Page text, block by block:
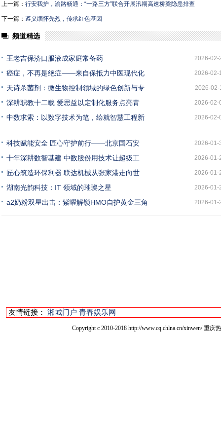
上一篇： 行安我护，渝路畅通：“一路三方”联合开展汛期高速桥梁隐患排查
下一篇： 遵义缅怀先烈，传承红色基因
频道精选
王老吉保济口服液成家庭常备药 2026-02-
癌症，不再是绝症——来自保抵力中医现代化 2026-02-
天诗杀菌剂：微生物控制领域的绿色创新与专 2026-02-
深耕职教十二载 爱思益以定制化服务点亮青 2026-02-
中数求索：以数字技术为笔，绘就智慧工程新 2026-02-
科技赋能安全 匠心守护前行——北京国石安 2026-01-
十年深耕数智基建 中数股份用技术让超级工 2026-01-
匠心筑造环保利器 联达机械从张家港走向世 2026-01-
湖南光韵科技：IT 领域的璀璨之星 2026-01-
a2奶粉双星出击：紫曜解锁HMO自护黄金三角 2026-01-
友情链接： 湘城门户 青春娱乐网
Copyright c 2010-2018 http://www.cq.chlna.cn/xinwen/ 重